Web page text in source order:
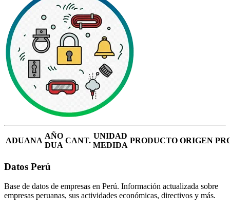
ADUANA
AÑO
DUA
CANT.
UNIDAD
MEDIDA
PRODUCTO ORIGEN
Datos Perú
Base de datos de empresas en Perú. Información actualizada sobre
empresas peruanas, sus actividades económicas, directivos y más.